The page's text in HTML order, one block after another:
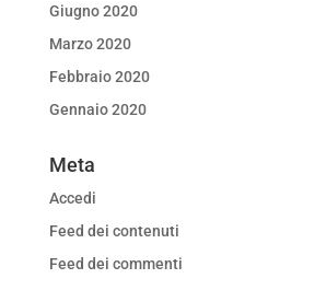
Giugno 2020
Marzo 2020
Febbraio 2020
Gennaio 2020
Meta
Accedi
Feed dei contenuti
Feed dei commenti